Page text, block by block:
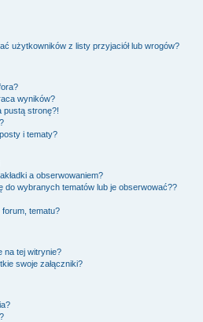
użytkowników z listy przyjaciół lub wrogów?
wyników?
pustą stronę?!
i tematy?
a obserwowaniem?
do wybranych tematów lub je obserwować??
tematu?
na tej witrynie?
swoje załączniki?